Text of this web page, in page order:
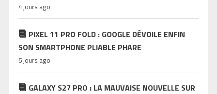
4 jours ago
PIXEL 11 PRO FOLD : GOOGLE DÉVOILE ENFIN
SON SMARTPHONE PLIABLE PHARE
5 jours ago
GALAXY S27 PRO : LA MAUVAISE NOUVELLE SUR